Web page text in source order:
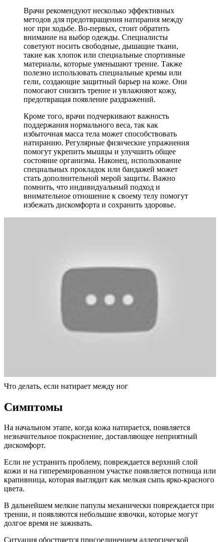
Врачи рекомендуют несколько эффективных
методов для предотвращения натирания между
ног при ходьбе. Во-первых, стоит обратить
внимание на выбор одежды. Специалисты
советуют носить свободные, дышащие ткани,
такие как хлопок или специальные спортивные
материалы, которые уменьшают трение. Также
полезно использовать специальные кремы или
гели, создающие защитный барьер на коже. Они
помогают снизить трение и увлажняют кожу,
предотвращая появление раздражений.
Кроме того, врачи подчеркивают важность
поддержания нормального веса, так как
избыточная масса тела может способствовать
натиранию. Регулярные физические упражнения
помогут укрепить мышцы и улучшить общее
состояние организма. Наконец, использование
специальных прокладок или бандажей может
стать дополнительной мерой защиты. Важно
помнить, что индивидуальный подход и
внимательное отношение к своему телу помогут
избежать дискомфорта и сохранить здоровье.
Что делать, если натирает между ног
Симптомы
На начальном этапе, когда кожа натирается, появляется
незначительное покраснение, доставляющее неприятный
дискомфорт.
Если не устранить проблему, повреждается верхний слой
кожи и на гиперемированном участке появляется потница или
крапивница, которая выглядит как мелкая сыпь ярко-красного
цвета.
В дальнейшем мелкие папулы механически повреждается при
трении, и появляются небольшие язвочки, которые могут
долгое время не заживать.
Ситуация обостряется присоединением аллергической